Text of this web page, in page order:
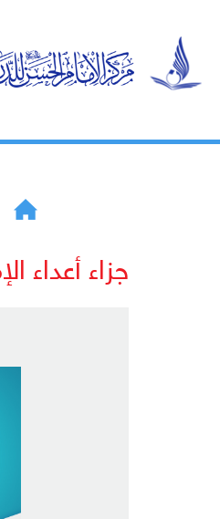
جزاء أعداء